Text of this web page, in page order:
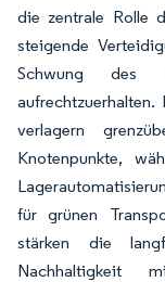
die zentrale Rolle
steigende
Schwung des
aufrechtzuerhalten.
verlagern
Knotenpunkte,
für grünen
stärken die
Nachhaltigkeit